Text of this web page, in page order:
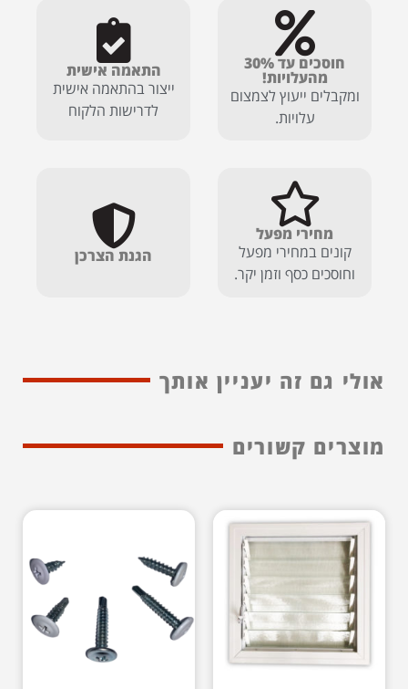
חוסכים עד 30%
מהעלויות!
ומקבלים ייעוץ לצמצום
עלויות.
התאמה אישית
ייצור בהתאמה אישית
לדרישות הלקוח
מחירי מפעל
קונים במחירי מפעל
וחוסכים כסף וזמן יקר.
הגנת הצרכן
אולי גם זה יעניין אותך
מוצרים קשורים